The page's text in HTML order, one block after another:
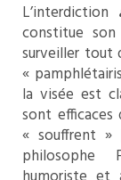
L’interdiction
constitue
surveiller tout
«
la visée est
sont efficaces
« souffrent
philosophe